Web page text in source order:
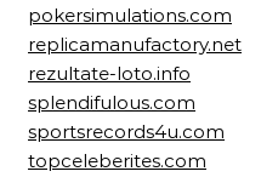
pokersimulations.com
replicamanufactory.net
rezultate-loto.info
splendifulous.com
sportsrecords4u.com
topceleberites.com